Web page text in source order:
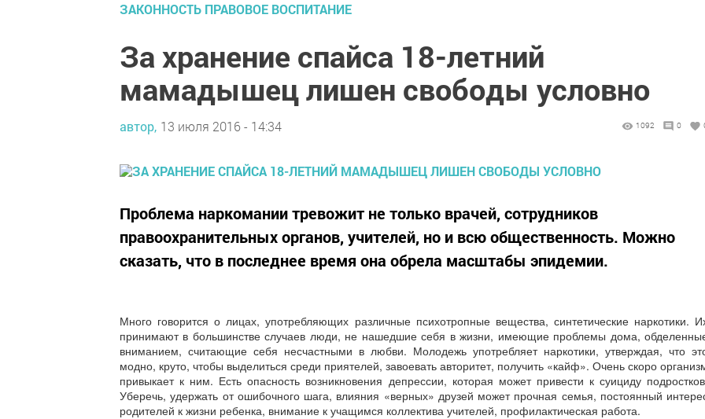
ЗАКОННОСТЬ ПРАВОВОЕ ВОСПИТАНИЕ
За хранение спайса 18-летний
мамадышец лишен свободы условно
автор, 13 июля 2016 - 14:34 1092 0
Проблема наркомании тревожит не только врачей, сотрудников
правоохранительных органов, учителей, но и всю общественность. Можно
сказать, что в последнее время она обрела масштабы эпидемии.
Много говорится о лицах, употребляющих различные психотропные вещества, синтетические наркотики.
принимают в большинстве случаев люди, не нашедшие себя в жизни, имеющие проблемы дома,
вниманием, считающие себя несчастными в любви. Молодежь употребляет наркотики, утверждая, что
модно, круто, чтобы выделиться среди приятелей, завоевать авторитет, получить «кайф». Очень скоро
привыкает к ним. Есть опасность возникновения депрессии, которая может привести к суициду
Уберечь, удержать от ошибочного шага, влияния «верных» друзей может прочная семья, постоянный
родителей к жизни ребенка, внимание к учащимся коллектива учителей, профилактическая работа.